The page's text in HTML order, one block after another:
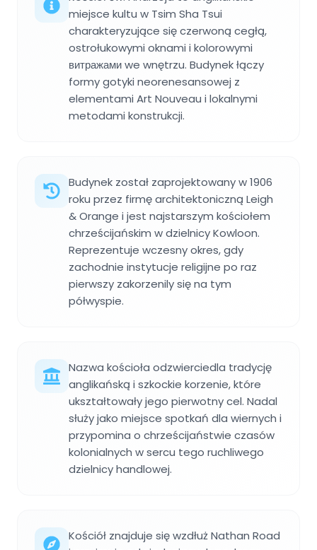
miejsce kultu w Tsim Sha Tsui
charakteryzujące się czerwoną cegłą,
ostrołukowymi oknami i kolorowymi
витражами we wnętrzu. Budynek łączy
formy gotyki neorenesansowej z
elementami Art Nouveau i lokalnymi
metodami konstrukcji.
Budynek został zaprojektowany w 1906
roku przez firmę architektoniczną Leigh
& Orange i jest najstarszym kościołem
chrześcijańskim w dzielnicy Kowloon.
Reprezentuje wczesny okres, gdy
zachodnie instytucje religijne po raz
pierwszy zakorzenily się na tym
półwyspie.
Nazwa kościoła odzwierciedla tradycję
anglikańską i szkockie korzenie, które
ukształtowały jego pierwotny cel. Nadal
służy jako miejsce spotkań dla wiernych i
przypomina o chrześcijaństwie czasów
kolonialnych w sercu tego ruchliwego
dzielnicy handlowej.
Kościół znajduje się wzdłuż Nathan Road